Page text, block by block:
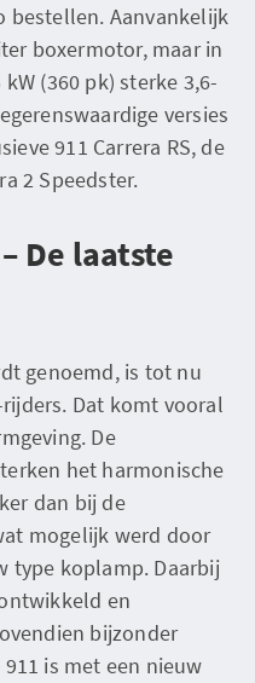
bestellen. Aanvankelijk
boxermotor, maar in
(360 pk) sterke 3,6-
versies
911 Carrera RS, de
2 Speedster.
De laatste
genoemd, is tot nu
Dat komt vooral
De
het harmonische
dan bij de
mogelijk werd door
type koplamp. Daarbij
en
bijzonder
is met een nieuw